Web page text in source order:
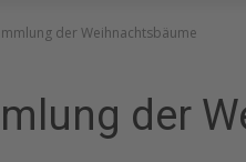
der Weihnachtsbäume
der